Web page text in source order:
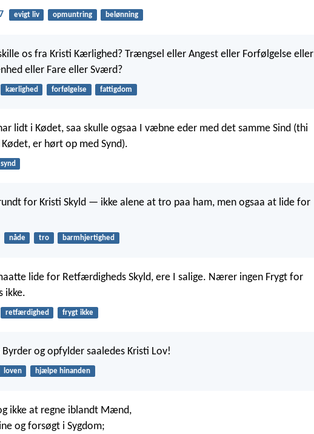
evigt liv opmuntring belønning
os fra Kristi Kærlighed? Trængsel eller Angest eller Forfølgelse eller
eller Fare eller Sværd?
kærlighed forfølgelse fattigdom
lidt i Kødet, saa skulle ogsaa I væbne eder med det samme Sind (thi
er hørt op med Synd).
synd
for Kristi Skyld — ikke alene at tro paa ham, men ogsaa at lide for
nåde tro barmhjertighed
lide for Retfærdigheds Skyld, ere I salige. Nærer ingen Frygt for
ikke.
retfærdighed frygt ikke
og opfylder saaledes Kristi Lov!
loven hjælpe hinanden
ikke at regne iblandt Mænd,
og forsøgt i Sygdom;